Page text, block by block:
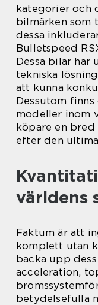
kategorier och
bilmärken som
dessa
Bulletspeed
Dessa bilar har
tekniska
att kunna
Dessutom
modeller inom
köpare en
efter den
världens
Faktum är att
komplett utan
backa upp
acceleration,
betydelsefulla